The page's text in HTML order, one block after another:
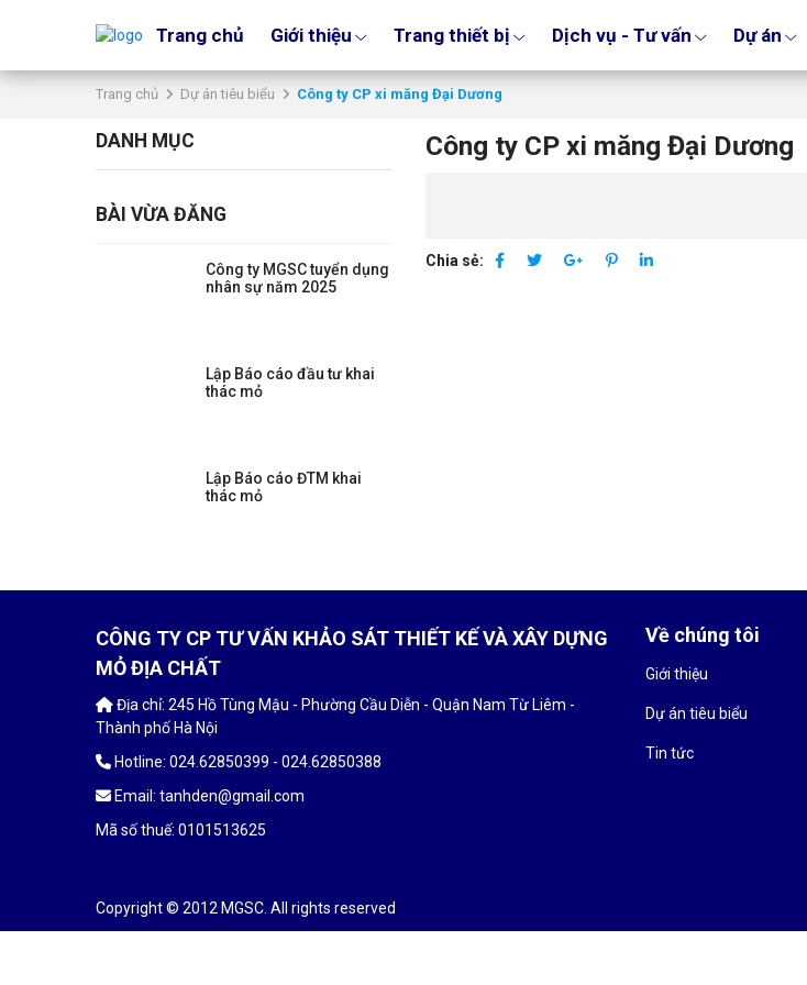
Trang chủ Giới thiệu Trang thiết bị Dịch vụ - Tư vấn Dự án
Trang chủ Dự án tiêu biểu Công ty CP xi măng Đại Dương
DANH MỤC
BÀI VỪA ĐĂNG
Công ty MGSC tuyển dụng
nhân sự năm 2025
Lập Báo cáo đầu tư khai
thác mỏ
Lập Báo cáo ĐTM khai
thác mỏ
Công ty CP xi măng Đại Dương
Chia sẻ:
CÔNG TY CP TƯ VẤN KHẢO SÁT THIẾT KẾ VÀ XÂY DỰNG
MỎ ĐỊA CHẤT
Địa chỉ: 245 Hồ Tùng Mậu - Phường Cầu Diễn - Quận Nam Từ Liêm -
Thành phố Hà Nội
Hotline: 024.62850399 - 024.62850388
Email: tanhden@gmail.com
Mã số thuế: 0101513625
Về chúng tôi
Giới thiệu
Dự án tiêu biểu
Tin tức
Copyright © 2012 MGSC. All rights reserved